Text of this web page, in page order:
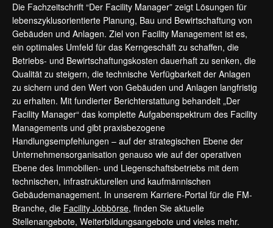
Die Fachzeitschrift “Der Facility Manager” zeigt Lösungen für
lebenszyklusorientierte Planung, Bau und Bewirtschaftung von
Gebäuden und Anlagen. Ziel von Facility Management ist es,
ein optimales Umfeld für das Kerngeschäft zu schaffen, die
Betriebs- und Bewirtschaftungskosten dauerhaft zu senken, die
Qualität zu steigern, die technische Verfügbarkeit der Anlagen
zu sichern und den Wert von Gebäuden und Anlagen langfristig
zu erhalten. Mit fundierter Berichterstattung behandelt „Der
Facility Manager“ das komplette Aufgabenspektrum des Facility
Managements und gibt praxisbezogene
Handlungsempfehlungen – auf der strategischen Ebene der
Unternehmensorganisation genauso wie auf der operativen
Ebene des Immobilien- und Liegenschaftsbetriebs mit dem
technischen, infrastrukturellen und kaufmännischen
Gebäudemanagement. In unserem Karriere-Portal für die FM-
Branche, die Facility Jobbörse, finden Sie aktuelle
Stellenangebote, Weiterbildungsangebote und vieles mehr.